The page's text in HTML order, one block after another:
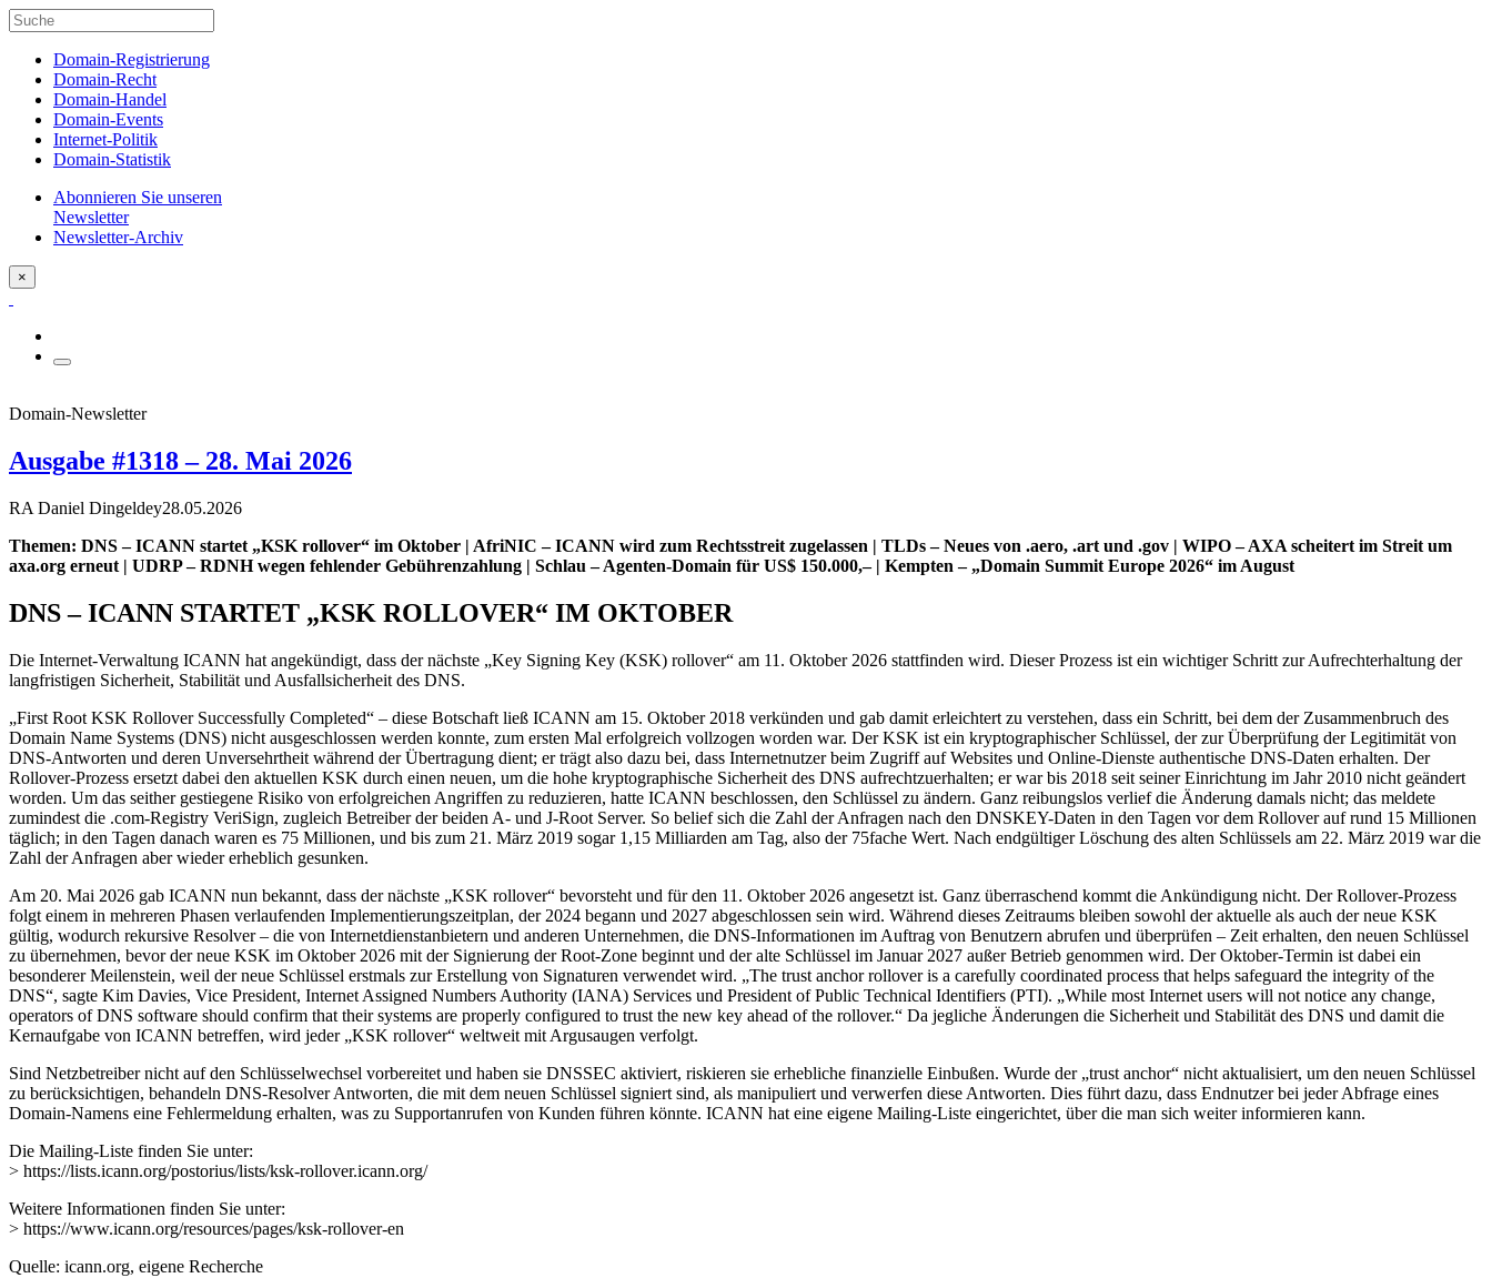
Domain-Registrierung
Domain-Recht
Domain-Handel
Domain-Events
Internet-Politik
Domain-Statistik
Abonnieren Sie unseren
Newsletter
Newsletter-Archiv
×
Domain-Newsletter
Ausgabe #1318 – 28. Mai 2026
RA Daniel Dingeldey28.05.2026
Themen: DNS – ICANN startet „KSK rollover“ im Oktober | AfriNIC – ICANN wird zum Rechtsstreit zugelassen | TLDs – Neues von .aero, .art und .gov | WIPO – AXA scheitert im Streit um
axa.org erneut | UDRP – RDNH wegen fehlender Gebührenzahlung | Schlau – Agenten-Domain für US$ 150.000,– | Kempten – „Domain Summit Europe 2026“ im August
DNS – ICANN STARTET „KSK ROLLOVER“ IM OKTOBER
Die Internet-Verwaltung ICANN hat angekündigt, dass der nächste „Key Signing Key (KSK) rollover“ am 11. Oktober 2026 stattfinden wird. Dieser Prozess ist ein wichtiger Schritt zur Aufrechterhaltung der
langfristigen Sicherheit, Stabilität und Ausfallsicherheit des DNS.
„First Root KSK Rollover Successfully Completed“ – diese Botschaft ließ ICANN am 15. Oktober 2018 verkünden und gab damit erleichtert zu verstehen, dass ein Schritt, bei dem der Zusammenbruch des
Domain Name Systems (DNS) nicht ausgeschlossen werden konnte, zum ersten Mal erfolgreich vollzogen worden war. Der KSK ist ein kryptographischer Schlüssel, der zur Überprüfung der Legitimität von
DNS-Antworten und deren Unversehrtheit während der Übertragung dient; er trägt also dazu bei, dass Internetnutzer beim Zugriff auf Websites und Online-Dienste authentische DNS-Daten erhalten. Der
Rollover-Prozess ersetzt dabei den aktuellen KSK durch einen neuen, um die hohe kryptographische Sicherheit des DNS aufrechtzuerhalten; er war bis 2018 seit seiner Einrichtung im Jahr 2010 nicht geändert
worden. Um das seither gestiegene Risiko von erfolgreichen Angriffen zu reduzieren, hatte ICANN beschlossen, den Schlüssel zu ändern. Ganz reibungslos verlief die Änderung damals nicht; das meldete
zumindest die .com-Registry VeriSign, zugleich Betreiber der beiden A- und J-Root Server. So belief sich die Zahl der Anfragen nach den DNSKEY-Daten in den Tagen vor dem Rollover auf rund 15 Millionen
täglich; in den Tagen danach waren es 75 Millionen, und bis zum 21. März 2019 sogar 1,15 Milliarden am Tag, also der 75fache Wert. Nach endgültiger Löschung des alten Schlüssels am 22. März 2019 war die
Zahl der Anfragen aber wieder erheblich gesunken.
Am 20. Mai 2026 gab ICANN nun bekannt, dass der nächste „KSK rollover“ bevorsteht und für den 11. Oktober 2026 angesetzt ist. Ganz überraschend kommt die Ankündigung nicht. Der Rollover-Prozess
folgt einem in mehreren Phasen verlaufenden Implementierungszeitplan, der 2024 begann und 2027 abgeschlossen sein wird. Während dieses Zeitraums bleiben sowohl der aktuelle als auch der neue KSK
gültig, wodurch rekursive Resolver – die von Internetdienstanbietern und anderen Unternehmen, die DNS-Informationen im Auftrag von Benutzern abrufen und überprüfen – Zeit erhalten, den neuen Schlüssel
zu übernehmen, bevor der neue KSK im Oktober 2026 mit der Signierung der Root-Zone beginnt und der alte Schlüssel im Januar 2027 außer Betrieb genommen wird. Der Oktober-Termin ist dabei ein
besonderer Meilenstein, weil der neue Schlüssel erstmals zur Erstellung von Signaturen verwendet wird. „The trust anchor rollover is a carefully coordinated process that helps safeguard the integrity of the
DNS“, sagte Kim Davies, Vice President, Internet Assigned Numbers Authority (IANA) Services und President of Public Technical Identifiers (PTI). „While most Internet users will not notice any change,
operators of DNS software should confirm that their systems are properly configured to trust the new key ahead of the rollover.“ Da jegliche Änderungen die Sicherheit und Stabilität des DNS und damit die
Kernaufgabe von ICANN betreffen, wird jeder „KSK rollover“ weltweit mit Argusaugen verfolgt.
Sind Netzbetreiber nicht auf den Schlüsselwechsel vorbereitet und haben sie DNSSEC aktiviert, riskieren sie erhebliche finanzielle Einbußen. Wurde der „trust anchor“ nicht aktualisiert, um den neuen Schlüssel
zu berücksichtigen, behandeln DNS-Resolver Antworten, die mit dem neuen Schlüssel signiert sind, als manipuliert und verwerfen diese Antworten. Dies führt dazu, dass Endnutzer bei jeder Abfrage eines
Domain-Namens eine Fehlermeldung erhalten, was zu Supportanrufen von Kunden führen könnte. ICANN hat eine eigene Mailing-Liste eingerichtet, über die man sich weiter informieren kann.
Die Mailing-Liste finden Sie unter:
> https://lists.icann.org/postorius/lists/ksk-rollover.icann.org/
Weitere Informationen finden Sie unter:
> https://www.icann.org/resources/pages/ksk-rollover-en
Quelle: icann.org, eigene Recherche